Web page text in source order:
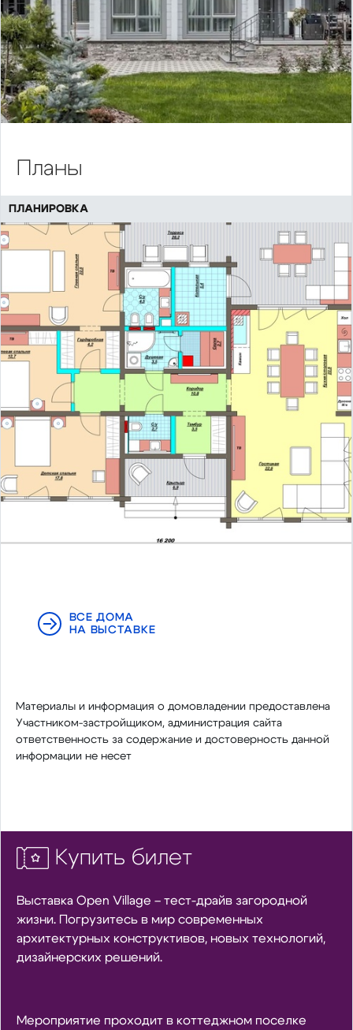
Планы
ПЛАНИРОВКА
ВСЕ ДОМА
НА ВЫСТАВКЕ
Материалы и информация о домовладении предоставлена
Участником-застройщиком, администрация сайта
ответственность за содержание и достоверность данной
информации не несет
Купить билет
Выставка Open Village – тест-драйв загородной
жизни. Погрузитесь в мир современных
архитектурных конструктивов, новых технологий,
дизайнерских решений.
Мероприятие проходит в коттеджном поселке